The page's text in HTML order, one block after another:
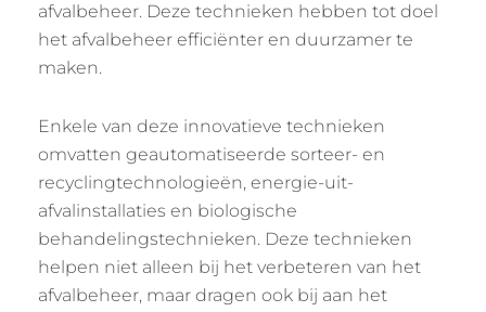
afvalbeheer. Deze technieken hebben tot doel
het afvalbeheer efficiënter en duurzamer te
maken.
Enkele van deze innovatieve technieken
omvatten geautomatiseerde sorteer- en
recyclingtechnologieën, energie-uit-
afvalinstallaties en biologische
behandelingstechnieken. Deze technieken
helpen niet alleen bij het verbeteren van het
afvalbeheer, maar dragen ook bij aan het